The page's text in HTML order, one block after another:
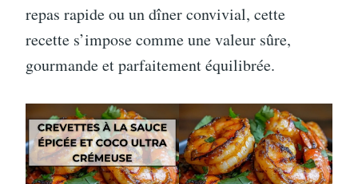
repas rapide ou un dîner convivial, cette
recette s’impose comme une valeur sûre,
gourmande et parfaitement équilibrée.